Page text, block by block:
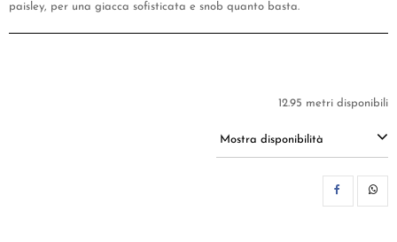
paisley, per una giacca sofisticata e snob quanto basta.
12.95 metri disponibili
Mostra disponibilità